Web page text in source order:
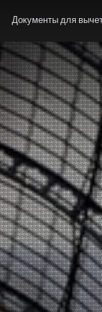
Документы для